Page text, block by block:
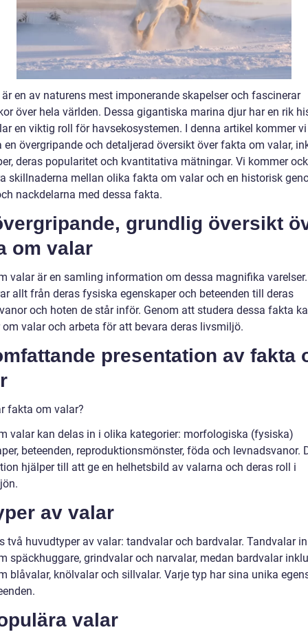
en av naturens mest imponerande skapelser och fascinerar
över hela världen. Dessa gigantiska marina djur har en rik
en viktig roll för havsekosystemen. I denna artikel kommer
en övergripande och detaljerad översikt över fakta om valar,
deras popularitet och kvantitativa mätningar. Vi kommer
skillnaderna mellan olika fakta om valar och en historisk
nackdelarna med dessa fakta.
grundlig översikt
om valar
valar är en samling information om dessa magnifika
allt från deras fysiska egenskaper och beteenden till deras
och hoten de står inför. Genom att studera dessa fakta
om valar och arbeta för att bevara deras livsmiljö.
presentation av fakta
fakta om valar?
valar kan delas in i olika kategorier: morfologiska (fysiska)
beteenden, reproduktionsmönster, föda och levnadsvanor.
hjälper till att ge en helhetsbild av valarna och deras roll i
av valar
två huvudtyper av valar: tandvalar och bardvalar. Tandvalar
späckhuggare, grindvalar och narvalar, medan bardvalar
blåvalar, knölvalar och sillvalar. Varje typ har sina unika
valar